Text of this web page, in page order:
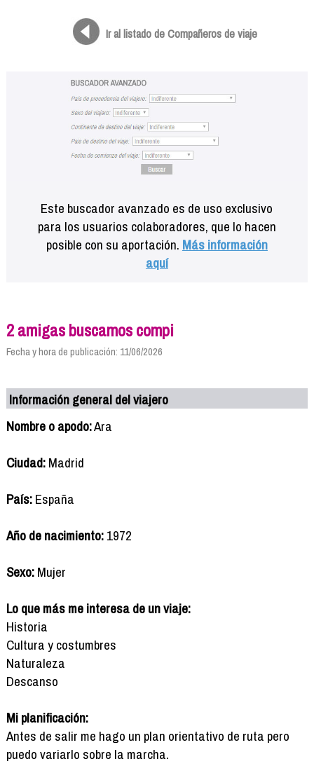
Ir al listado de Compañeros de viaje
Este buscador avanzado es de uso exclusivo
para los usuarios colaboradores, que lo hacen
posible con su aportación. Más información
aquí
2 amigas buscamos compi
Fecha y hora de publicación: 11/06/2026
Información general del viajero
Nombre o apodo:Ara
Ciudad:Madrid
País:España
Año de nacimiento:1972
Sexo:Mujer
Lo que más me interesa de un viaje:
Historia
Cultura y costumbres
Naturaleza
Descanso
Mi planificación:
Antes de salir me hago un plan orientativo de ruta pero
puedo variarlo sobre la marcha.